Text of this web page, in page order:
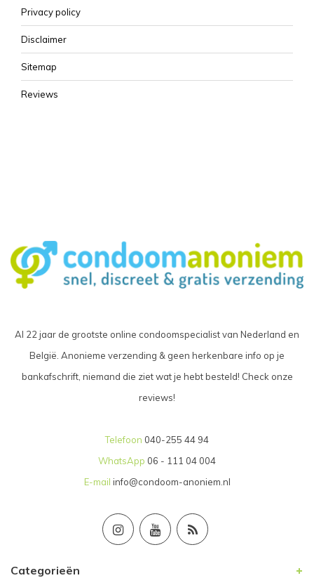
Privacy policy
Disclaimer
Sitemap
Reviews
Al 22 jaar de grootste online condoomspecialist van Nederland en
België. Anonieme verzending & geen herkenbare info op je
bankafschrift, niemand die ziet wat je hebt besteld! Check onze
reviews!
Telefoon 040-255 44 94
WhatsApp 06 - 111 04 004
E-mail info@condoom-anoniem.nl
Categorieën